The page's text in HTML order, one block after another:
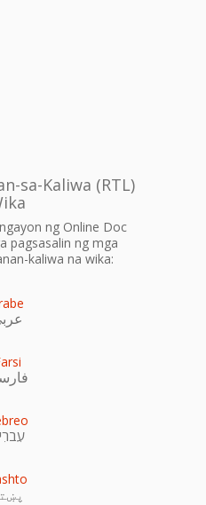
sa-Kaliwa (RTL)
ng Online Doc
pagsasalin ng mga
kaliwa na wika: